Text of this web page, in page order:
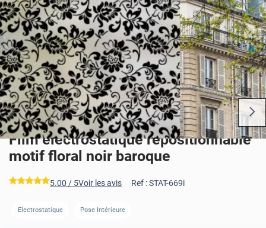
Film électrostatique repositionnable
motif floral noir baroque
*****
5.00 / 5Voir les avis Ref :STAT-669i
Electrostatique Pose Intérieure